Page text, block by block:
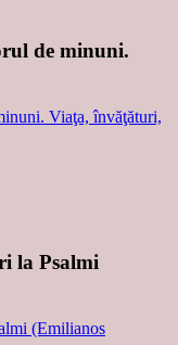
de minuni.
la Psalmi